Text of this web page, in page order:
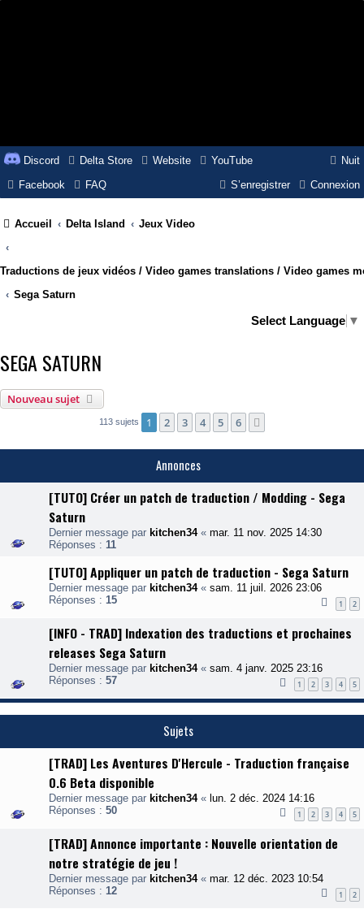
Nuit
Discord Delta Store Website
YouTube
Facebook
FAQ Connexion
S’enregistrer
Accueil Delta Island Jeux Video
Traductions de jeux vidéos / Video games translations / Video games
Sega Saturn
Select Language ▼
SEGA SATURN
Nouveau sujet
113 sujets 1 2 3 4 5 6
Annonces
[TUTO] Créer un patch de traduction / Modding - Sega
Saturn
Dernier message par kitchen34« mar. 11 nov. 2025 14:30
Réponses : 11
[TUTO] Appliquer un patch de traduction - Sega Saturn
Dernier message par kitchen34« sam. 11 juil. 2026 23:06
Réponses : 15 1 2
[INFO - TRAD] Indexation des traductions et prochaines
releases Sega Saturn
Dernier message par kitchen34« sam. 4 janv. 2025 23:16
Réponses : 57 1 2 3 4 5
Sujets
[TRAD] Les Aventures D'Hercule - Traduction française
0.6 Beta disponible
Dernier message par kitchen34« lun. 2 déc. 2024 14:16
Réponses : 50 1 2 3 4 5
[TRAD] Annonce importante : Nouvelle orientation de
notre stratégie de jeu !
Dernier message par kitchen34« mar. 12 déc. 2023 10:54
Réponses : 12 1 2